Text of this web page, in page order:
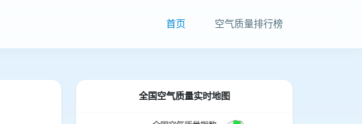
首页 空气质量排行榜
全国空气质量实时地图